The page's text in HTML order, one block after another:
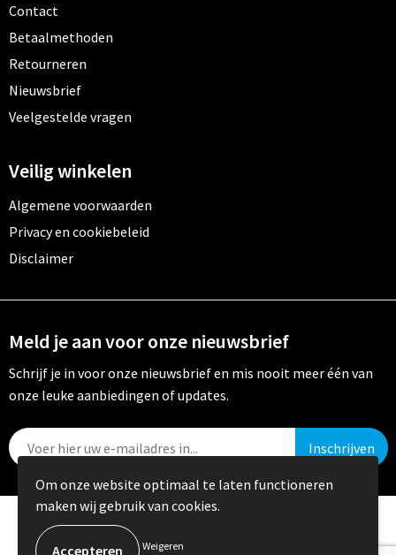
Contact
Betaalmethoden
Retourneren
Nieuwsbrief
Veelgestelde vragen
Veilig winkelen
Algemene voorwaarden
Privacy en cookiebeleid
Disclaimer
Meld je aan voor onze nieuwsbrief
Schrijf je in voor onze nieuwsbrief en mis nooit meer één van
onze leuke aanbiedingen of updates.
© Copyright Crystal Promotions 2024
Om onze website optimaal te laten functioneren
maken wij gebruik van cookies.
Weigeren